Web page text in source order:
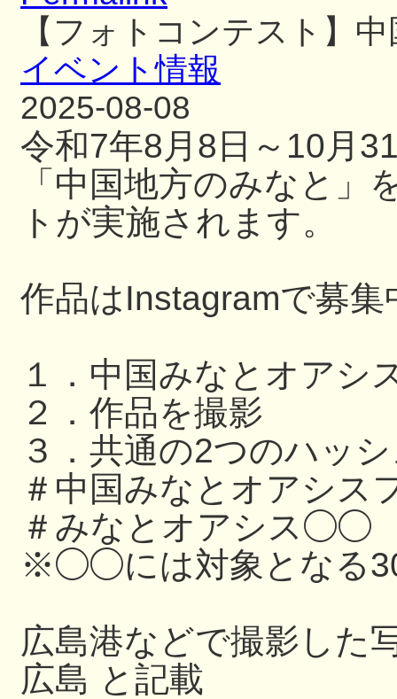
【フォトコンテスト】
イベント情報
2025-08-08
令和7年8月8日～10月
「中国地方のみなと
トが実施されます。
作品はInstagramで募集
１．中国みなとオアシ
２．作品を撮影
３．共通の2つのハッ
＃中国みなとオアシス
＃みなとオアシス◯◯
※◯◯には対象となる
広島港などで撮影した
広島 と記載